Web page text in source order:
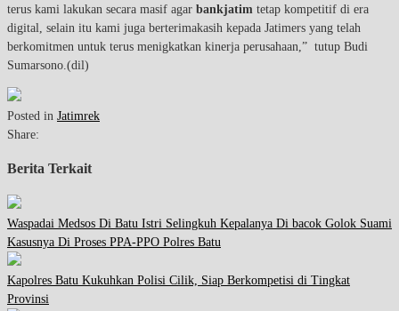
terus kami lakukan secara masif agar bankjatim tetap kompetitif di era
digital, selain itu kami juga berterimakasih kepada Jatimers yang telah
berkomitmen untuk terus menigkatkan kinerja perusahaan,” tutup Budi
Sumarsono.(dil)
Posted in Jatimrek
Share:
Berita Terkait
Waspadai Medsos Di Batu Istri Selingkuh Kepalanya Di bacok Golok Suami
Kasusnya Di Proses PPA-PPO Polres Batu
Kapolres Batu Kukuhkan Polisi Cilik, Siap Berkompetisi di Tingkat
Provinsi